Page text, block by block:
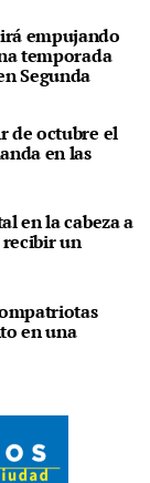
empujando
temporada
Segunda
de octubre el
en las
en la cabeza a
un
en una